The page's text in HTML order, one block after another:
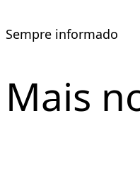
Sempre informado
Mais